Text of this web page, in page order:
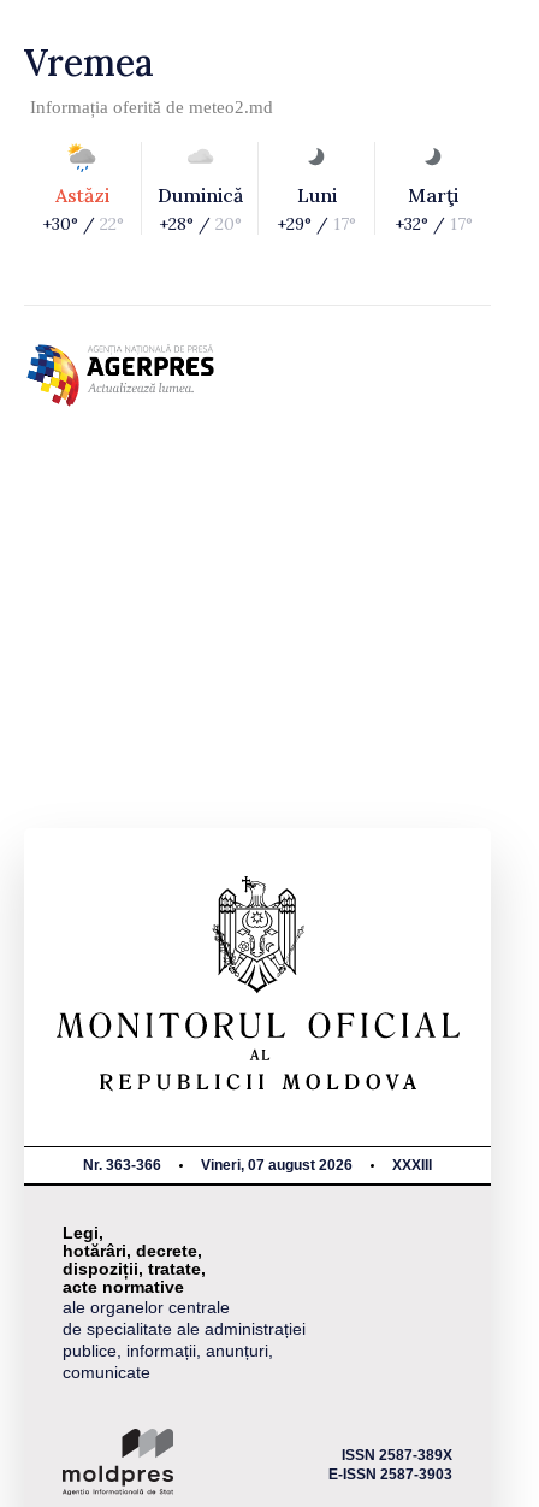
Vremea
Informația oferită de meteo2.md
Astăzi
+30° / 22°
Duminică
+28° / 20°
Luni
+29° / 17°
Marţi
+32° / 17°
Nr. 363-366 Vineri, 07 august 2026 XXXIII
Legi,
hotărâri, decrete,
dispoziții, tratate,
acte normative
ale organelor centrale
de specialitate ale administrației
publice, informații, anunțuri,
comunicate
ISSN 2587-389X
E-ISSN 2587-3903